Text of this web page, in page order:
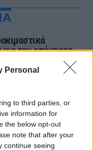
Personal
to third parties, or
information for
the below opt-out
note that after your
continue seeing
για την επέκταση
προς
προβλέπεται για
Νίκος Ταχιάος
πρώτα δρομολόγια θα
ώρες χωρίς
προβλέπεται για
επεκτάσεις.